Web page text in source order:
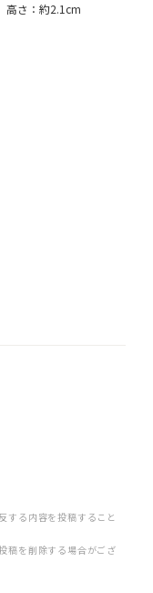
高さ：約2.1cm
する内容を投稿すること
稿を削除する場合がござ